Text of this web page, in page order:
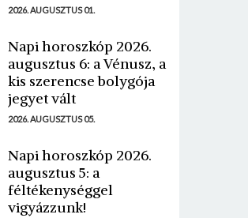
2026. AUGUSZTUS 01.
Napi horoszkóp 2026.
augusztus 6: a Vénusz, a
kis szerencse bolygója
jegyet vált
2026. AUGUSZTUS 05.
Napi horoszkóp 2026.
augusztus 5: a
féltékenységgel
vigyázzunk!